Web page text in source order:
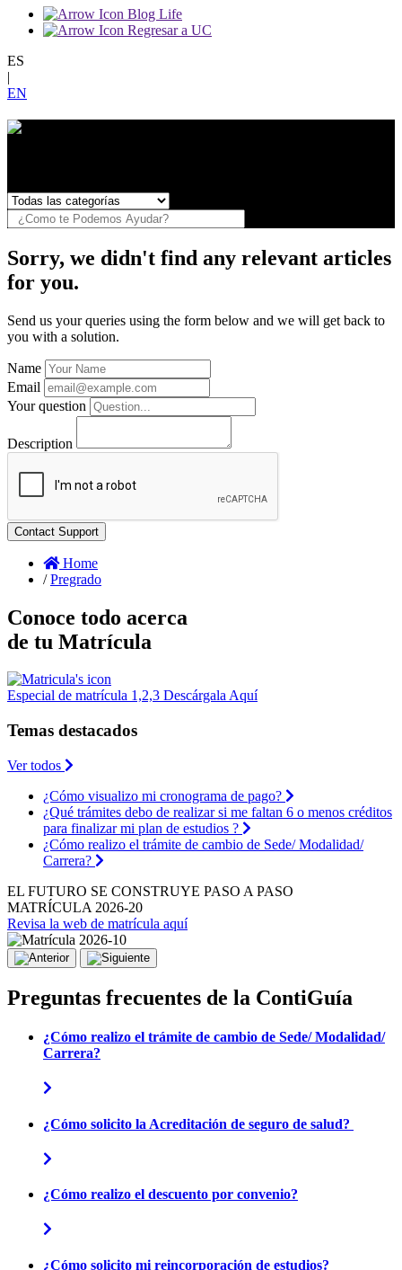
Blog Life
Regresar a UC
ES
|
EN
Sorry, we didn't find any relevant articles
for you.
Send us your queries using the form below and we will get back to
you with a solution.
Name
Email
Your question
Description
Home
/ Pregrado
Conoce todo acerca
de tu Matrícula
Especial de matrícula 1,2,3 DescárgalaAquí
Temas destacados
Ver todos
¿Cómo visualizo mi cronograma de pago?
¿Qué trámites debo de realizar si me faltan 6 o menos créditos
para finalizar mi plan de estudios ?
¿Cómo realizo el trámite de cambio de Sede/ Modalidad/
Carrera?
EL FUTURO SE CONSTRUYE PASO A PASO
MATRÍCULA 2026-20
Revisa la web de matrícula aquí
Preguntas frecuentes de la ContiGuía
¿Cómo realizo el trámite de cambio de Sede/ Modalidad/
Carrera?
¿Cómo solicito la Acreditación de seguro de salud?
¿Cómo realizo el descuento por convenio?
¿Cómo solicito mi reincorporación de estudios?